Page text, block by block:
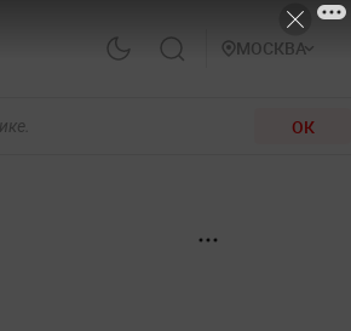
МОСКВА
ОК